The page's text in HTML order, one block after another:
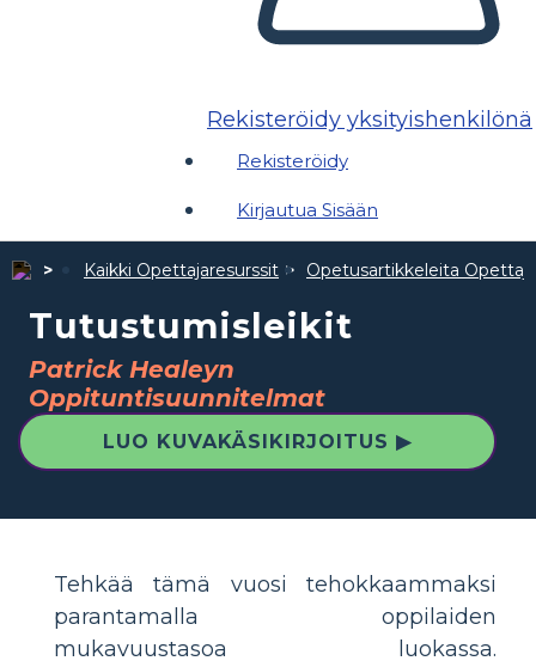
Rekisteröidy yksityishenkilönä
Rekisteröidy
Kirjautua Sisään
Kaikki Opettajaresurssit Opetusartikkeleita
Tutustumisleikit
Patrick Healeyn
Oppituntisuunnitelmat
LUO KUVAKÄSIKIRJOITUS ▶
Tehkää tämä vuosi tehokkaammaksi
parantamalla oppilaiden
mukavuustasoa luokassa.